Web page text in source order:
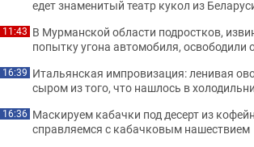
едет знаменитый театр кукол из
11:43 В Мурманской области подростков,
попытку угона автомобиля, освободили
16:39 Итальянская импровизация: ленивая
сыром из того, что нашлось в
16:36 Маскируем кабачки под десерт из
справляемся с кабачковым нашествием